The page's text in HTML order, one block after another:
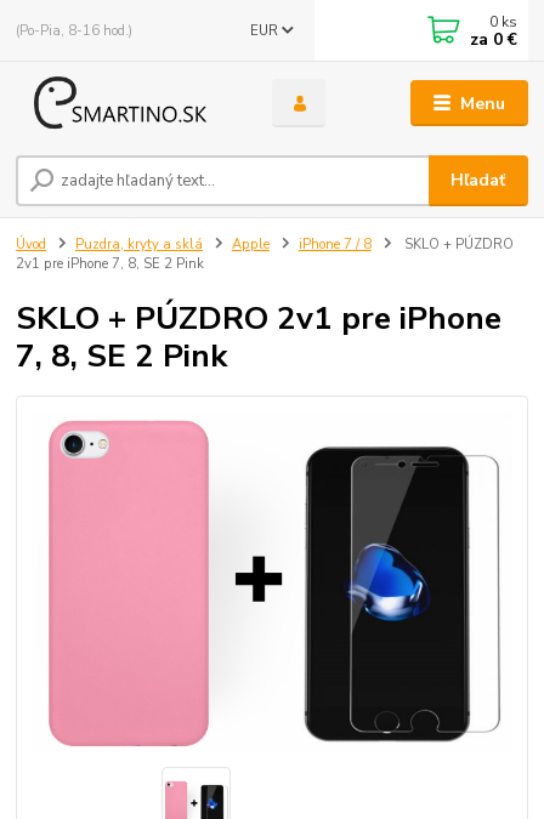
Menu
EUR
Hľadať
(Po-Pia, 8-16 hod.) 0 ks
za 0 €
Úvod Puzdra, kryty a sklá Apple iPhone 7 / 8
SKLO + PÚZDRO
2v1 pre iPhone 7, 8, SE 2 Pink
SKLO + PÚZDRO 2v1 pre iPhone
7, 8, SE 2 Pink